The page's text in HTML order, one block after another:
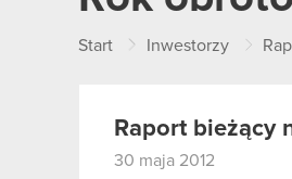
Start Inwestorzy
Raport bieżący
30 maja 2012